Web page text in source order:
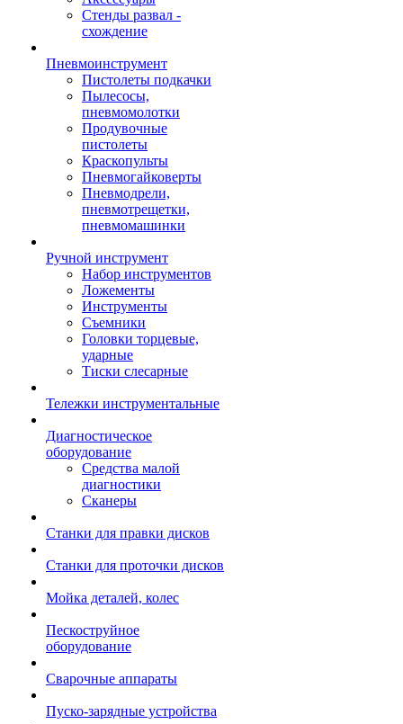
Стенды развал -
схождение
Пневмоинструмент
Пистолеты подкачки
Пылесосы,
пневмомолотки
Продувочные
пистолеты
Краскопульты
Пневмогайковерты
Пневмодрели,
пневмотрещетки,
пневмомашинки
Ручной инструмент
Набор инструментов
Ложементы
Инструменты
Съемники
Головки торцевые,
ударные
Тиски слесарные
Тележки инструментальные
Диагностическое
оборудование
Средства малой
диагностики
Сканеры
Станки для правки дисков
Станки для проточки дисков
Мойка деталей, колес
Пескоструйное
оборудование
Сварочные аппараты
Пуско-зарядные устройства